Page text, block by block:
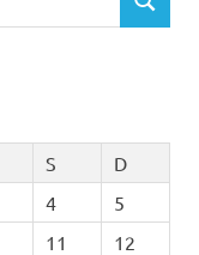
BUSCAR
S
D
4
5
11
12